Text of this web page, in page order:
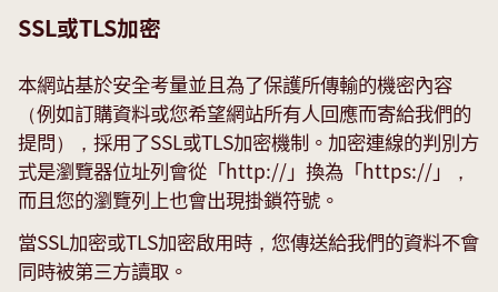
SSL或TLS加密
本網站基於安全考量並且為了保護所傳輸的機密內容
（例如訂購資料或您希望網站所有人回應而寄給我們的
提問），採用了SSL或TLS加密機制。加密連線的判別方
式是瀏覽器位址列會從「http://」換為「https://」，
而且您的瀏覽列上也會出現掛鎖符號。
當SSL加密或TLS加密啟用時，您傳送給我們的資料不會
同時被第三方讀取。